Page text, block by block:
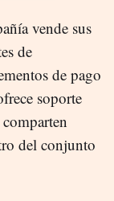
vende sus
de
de pago
soporte
del conjunto